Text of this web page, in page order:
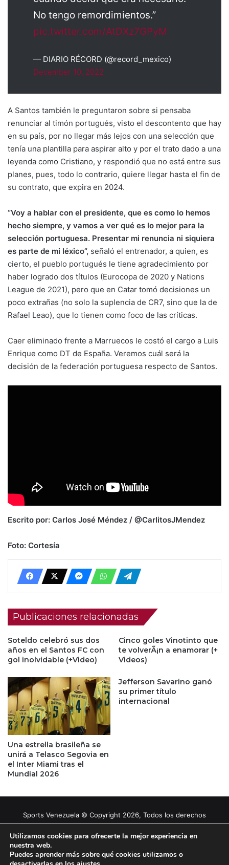
No tengo remordimientos.”
pic.twitter.com/AtDXz7GPyM
— DIARIO RÉCORD (@record_mexico)
December 10, 2022
A Santos también le preguntaron sobre si pensaba
renunciar al timón portugués, visto el descontento que hay
en su país, por no llegar más lejos con una selección que
tenía una plantilla para aspirar alto y por el trato dado a una
leyenda como Cristiano, y respondió que no está entre sus
planes, pues, todo lo contrario, quiere llegar hasta el fin de
su contrato, que expira en 2024.
“Voy a hablar con el presidente, que es como lo hemos
hecho siempre, y vamos a ver qué es lo mejor para la
selección portuguesa. Presentar mi renuncia ni siquiera
es parte de mi léxico”, señaló el entrenador, a quien, es
cierto, el pueblo portugués le tiene agradecimiento por
haber logrado dos títulos (Eurocopa de 2020 y Nations
League de 2021), pero que en Catar tomó decisiones un
poco extrañas (no solo la suplencia de CR7, sino que la de
Rafael Leao), que lo tienen como foco de las críticas.
Caer eliminado frente a Marruecos le costó el cargo a Luis
Enrique como DT de España. Veremos cuál será la
decisión de la federación portuguesa respecto de Santos.
Escrito por: Carlos José Méndez / @CarlitosJMendez
Foto: Cortesía
Publicaciones relacionadas
Soteldo celebró sus dos
años en el Santos FC con
gol inolvidable (+Video)
Cinco goles Vinotinto que
te volverÃ¡n a enamorar (+
Videos)
Una estrella brasileña se
unirá a Telasco Segovia en
el Inter Miami tras el
Mundial 2026
Jefferson Savarino ganó
su primer título
internacional
Sports Venezuela © Copyright 2026, Todos los derechos
reservados |
Tema gestionado por Caissa Agency
Facebook
X YouTubeInstagram
Utilizamos cookies para ofrecerte la mejor experiencia en
nuestra web.
Puedes aprender más sobre qué cookies utilizamos o